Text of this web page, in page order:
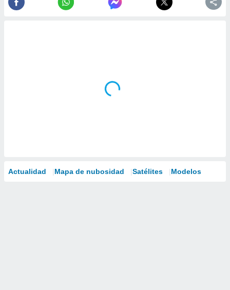
Actualidad Mapa de nubosidad Satélites Modelos